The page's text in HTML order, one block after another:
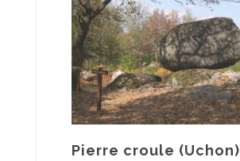
Pierre croule (Uchon)